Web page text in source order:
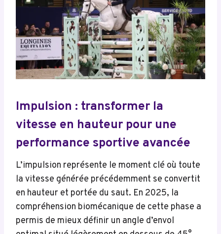
Impulsion : transformer la
vitesse en hauteur pour une
performance sportive avancée
L’impulsion représente le moment clé où toute
la vitesse générée précédemment se convertit
en hauteur et portée du saut. En 2025, la
compréhension biomécanique de cette phase a
permis de mieux définir un angle d’envol